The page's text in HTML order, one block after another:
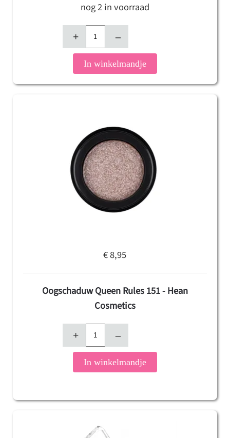
nog 2 in voorraad
+ –
In winkelmandje
€ 8,95
Oogschaduw Queen Rules 151 - Hean
Cosmetics
+ –
In winkelmandje